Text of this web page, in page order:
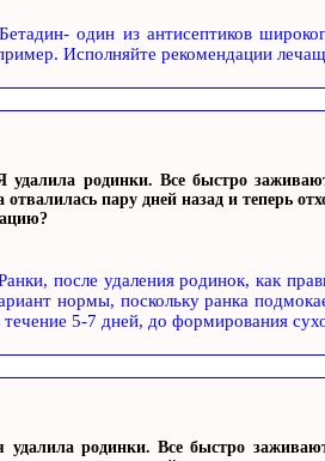
один из антисептиков
Исполняйте рекомендации
родинки. Все быстро
отвалилась пару дней назад и теперь
после удаления родинок, как
нормы, поскольку ранка
течение 5-7 дней, до формирования
удалила родинки. Все быстро